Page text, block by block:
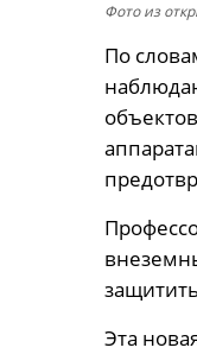
Фото из
По
Эта